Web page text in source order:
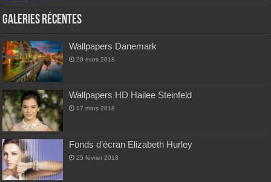
Galeries Récentes
Wallpapers Danemark
20 mars 2018
Wallpapers HD Hailee Steinfeld
17 mars 2018
Fonds d’écran Elizabeth Hurley
25 février 2018